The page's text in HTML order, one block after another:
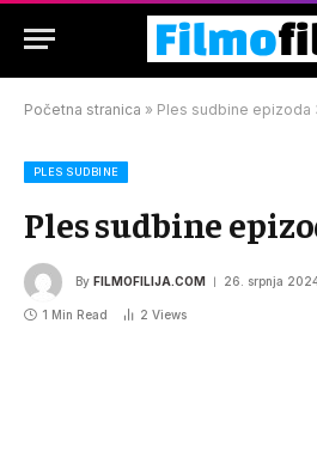
Početna stranica » Ples sudbine epizoda
PLES SUDBINE
Ples sudbine
By FILMOFILIJA.COM 26. srpnja
1 Min Read 2 Views